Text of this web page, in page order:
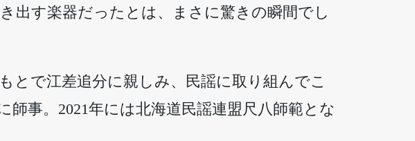
出す楽器だったとは、まさに驚きの瞬間でし
とで江差追分に親しみ、民謡に取り組んでこ
事。2021年には北海道民謡連盟尺八師範とな